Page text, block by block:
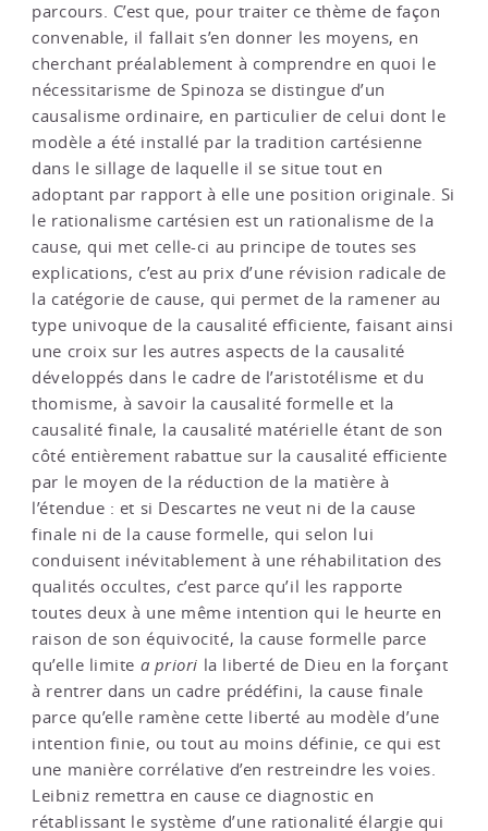
parcours. C’est que, pour traiter ce thème de façon
convenable, il fallait s’en donner les moyens, en
cherchant préalablement à comprendre en quoi le
nécessitarisme de Spinoza se distingue d’un
causalisme ordinaire, en particulier de celui dont le
modèle a été installé par la tradition cartésienne
dans le sillage de laquelle il se situe tout en
adoptant par rapport à elle une position originale. Si
le rationalisme cartésien est un rationalisme de la
cause, qui met celle-ci au principe de toutes ses
explications, c’est au prix d’une révision radicale de
la catégorie de cause, qui permet de la ramener au
type univoque de la causalité efficiente, faisant ainsi
une croix sur les autres aspects de la causalité
développés dans le cadre de l’aristotélisme et du
thomisme, à savoir la causalité formelle et la
causalité finale, la causalité matérielle étant de son
côté entièrement rabattue sur la causalité efficiente
par le moyen de la réduction de la matière à
l’étendue : et si Descartes ne veut ni de la cause
finale ni de la cause formelle, qui selon lui
conduisent inévitablement à une réhabilitation des
qualités occultes, c’est parce qu’il les rapporte
toutes deux à une même intention qui le heurte en
raison de son équivocité, la cause formelle parce
qu’elle limite a priori la liberté de Dieu en la forçant
à rentrer dans un cadre prédéfini, la cause finale
parce qu’elle ramène cette liberté au modèle d’une
intention finie, ou tout au moins définie, ce qui est
une manière corrélative d’en restreindre les voies.
Leibniz remettra en cause ce diagnostic en
rétablissant le système d’une rationalité élargie qui